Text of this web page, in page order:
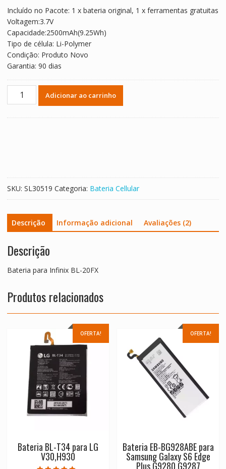
era:
R$ 119,88.
é:
Incluído no Pacote: 1 x bateria original, 1 x ferramentas gratuitas
Voltagem:3.7V
Capacidade:2500mAh(9.25Wh)
Tipo de célula: Li-Polymer
Condição: Produto Novo
Garantia: 90 dias
Bateria
Adicionar ao carrinho
SKU: SL30519 Categoria: Bateria Cellular
Descrição Informação adicional Avaliações (2)
Descrição
Bateria para Infinix BL-20FX
Produtos relacionados
OFERTA!
Bateria BL-T34 para LG
V30,H930
OFERTA!
Bateria EB-BG928ABE para
Samsung Galaxy S6 Edge
Plus,G9280,G9287